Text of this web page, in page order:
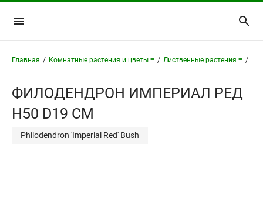
Главная / Комнатные растения и цветы ≡ / Лиственные растения ≡ /
ФИЛОДЕНДРОН ИМПЕРИАЛ РЕД
H50 D19 СМ
Philodendron 'Imperial Red' Bush